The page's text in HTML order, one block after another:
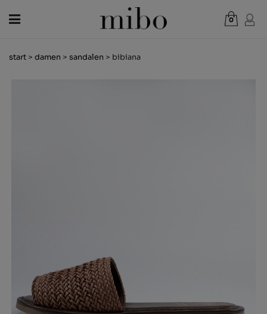
0
WARENKORB ANZEIGEN
start > damen > sandalen > bibiana